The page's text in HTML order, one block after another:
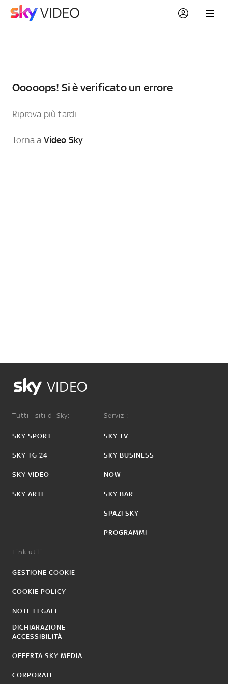
Ooooops! Si è verificato un errore
Riprova più tardi
Torna a Video Sky
VIDEO
Tutti i siti di Sky:
SKY SPORT
SKY TG 24
SKY VIDEO
SKY ARTE
Servizi:
SKY TV
SKY BUSINESS
NOW
SKY BAR
SPAZI SKY
PROGRAMMI
Link utili:
GESTIONE COOKIE
COOKIE POLICY
NOTE LEGALI
DICHIARAZIONE
ACCESSIBILITÀ
OFFERTA SKY MEDIA
CORPORATE